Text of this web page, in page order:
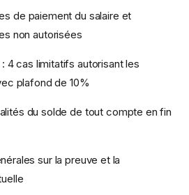
de paiement du salaire et
non autorisées
: 4 cas limitatifs autorisant les
plafond de 10%
du solde de tout compte en fin
sur la preuve et la